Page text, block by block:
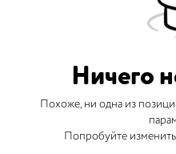
Ничего
Похоже, ни одна из
Попробуйте